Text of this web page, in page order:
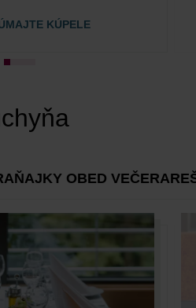
KÚPELE
OBED VEČERA